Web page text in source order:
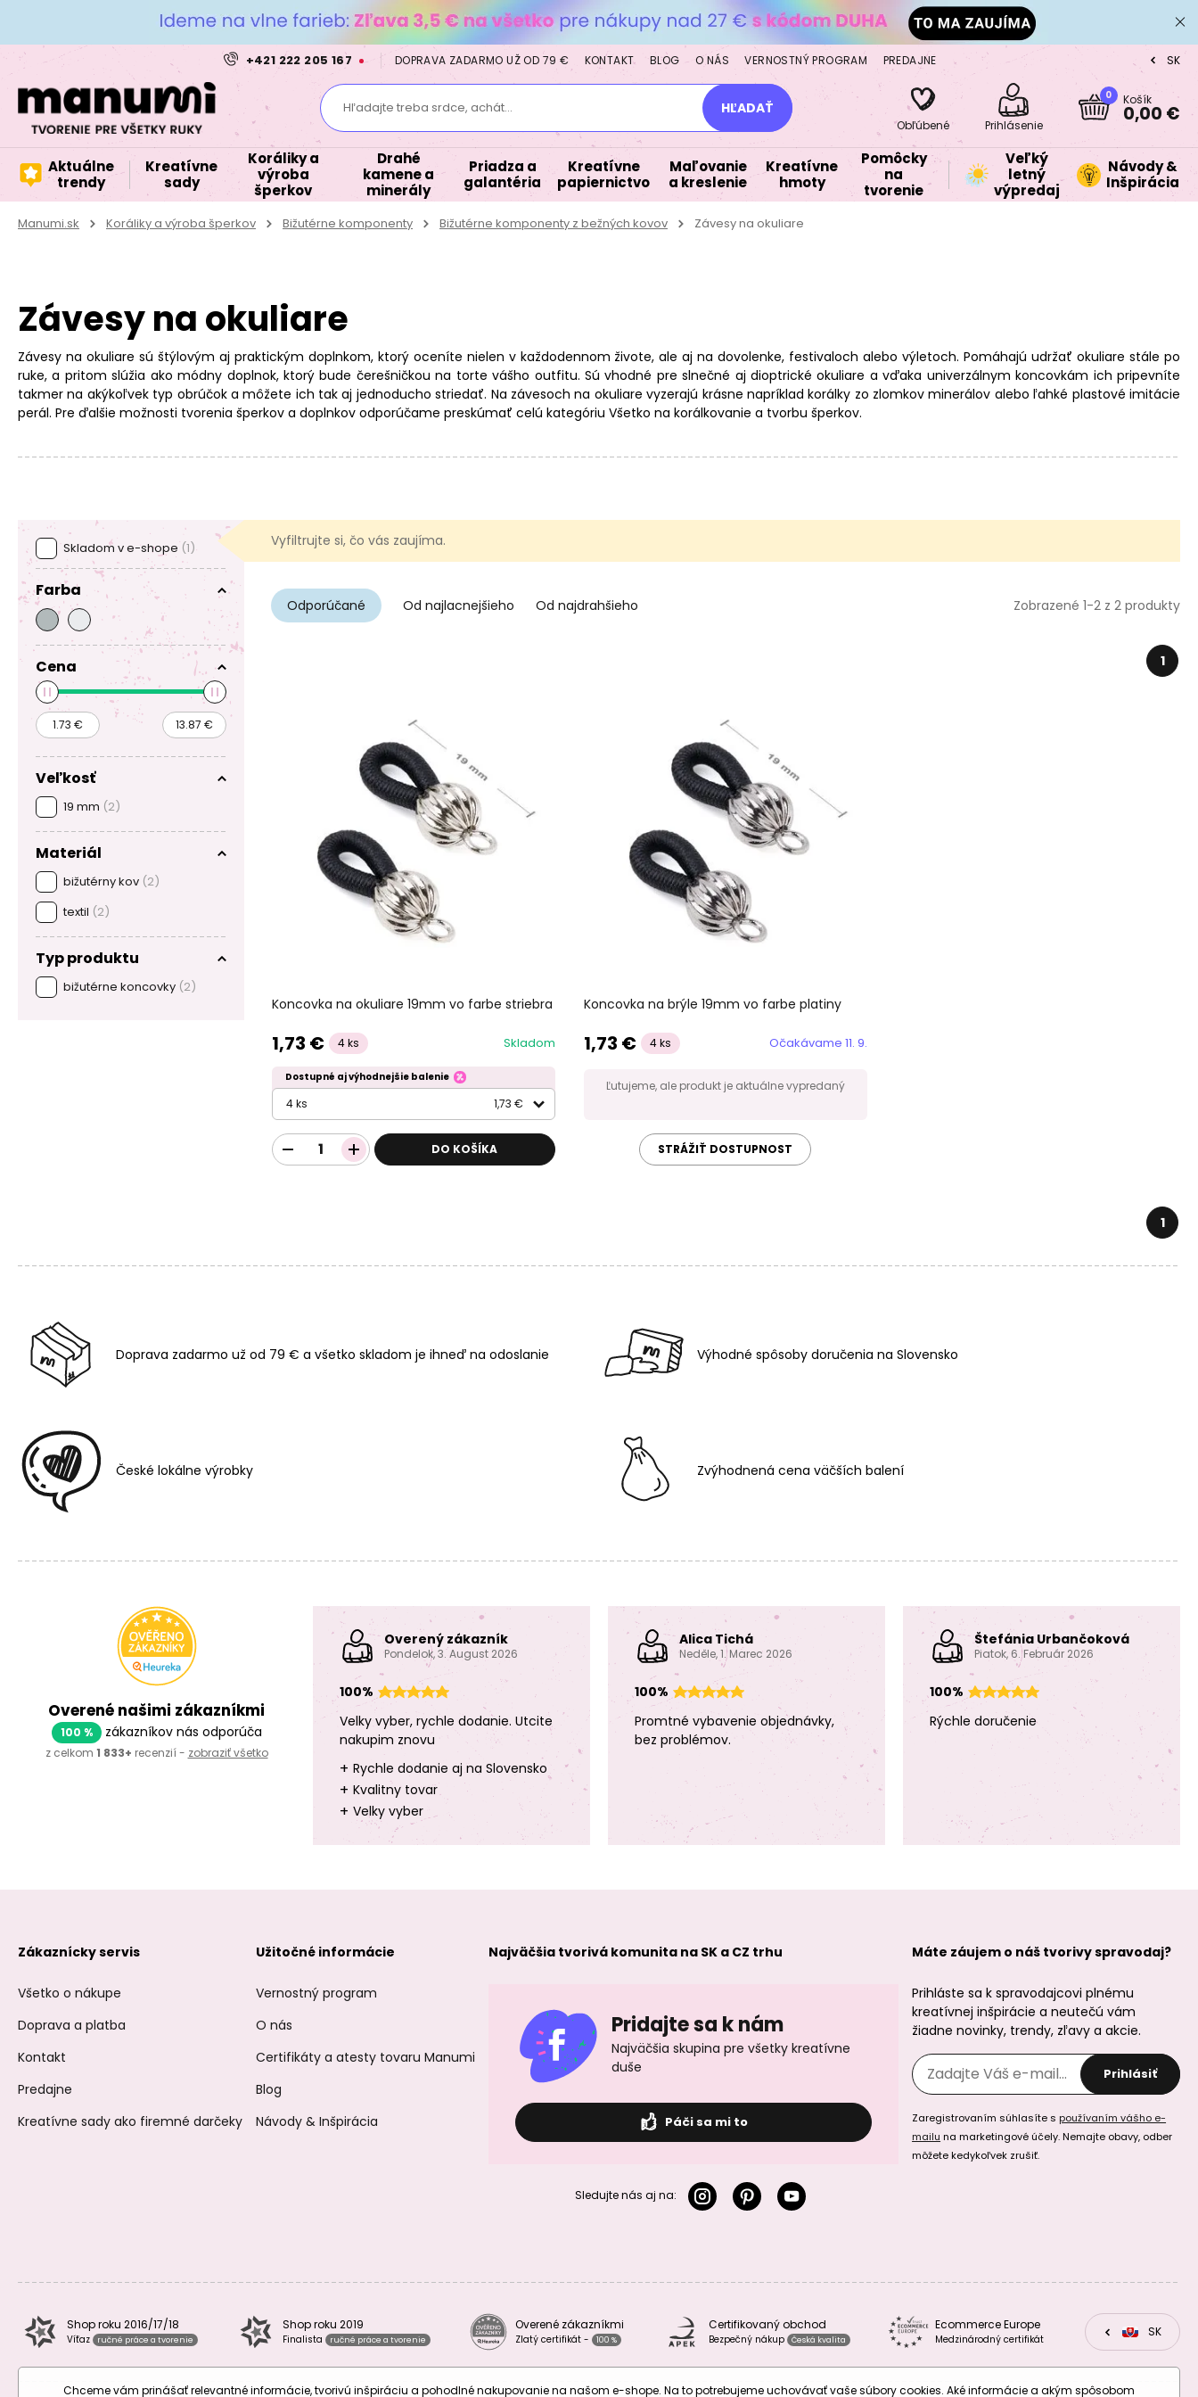
+421 222 205 167 DOPRAVA ZADARMO UŽ OD 79 € KONTAKT BLOG O NÁS VERNOSTNÝ PROGRAM PREDAJNE CZ
SK
Hľadajte treba srdce, achát... HĽADAŤ
Obľúbené Prihlásenie
0 Košík
0,00 €
Aktuálne
trendy
Kreatívne
sady
Koráliky a
výroba
šperkov
Drahé
kamene a
minerály
Priadza a
galantéria
Kreatívne
papiernictvo
Maľovanie
a kreslenie
Kreatívne
hmoty
Pomôcky
na
tvorenie
Veľký
letný
výpredaj
Návody &
Inšpirácia
Manumi.sk Koráliky a výroba šperkov Bižutérne komponenty Bižutérne komponenty z bežných kovov Závesy na okuliare
Závesy na okuliare
Závesy na okuliare sú štýlovým aj praktickým doplnkom, ktorý oceníte nielen v každodennom živote, ale aj na dovolenke, festivaloch alebo výletoch. Pomáhajú udržať okuliare stále po
ruke, a pritom slúžia ako módny doplnok, ktorý bude čerešničkou na torte vášho outfitu. Sú vhodné pre slnečné aj dioptrické okuliare a vďaka univerzálnym koncovkám ich pripevníte
takmer na akýkoľvek typ obrúčok a môžete ich tak aj jednoducho striedať. Na závesoch na okuliare vyzerajú krásne napríklad korálky zo zlomkov minerálov alebo ľahké plastové imitácie
perál. Pre ďalšie možnosti tvorenia šperkov a doplnkov odporúčame preskúmať celú kategóriu Všetko na korálkovanie a tvorbu šperkov.
Skladom v e-shope (1)
Farba
Cena
Veľkosť
19 mm (2)
Materiál
bižutérny kov (2)
textil (2)
Typ produktu
bižutérne koncovky (2)
Vyfiltrujte si, čo vás zaujíma.
Odporúčané Od najlacnejšieho Od najdrahšieho Zobrazené 1-2 z 2 produkty
1
Koncovka na okuliare 19mm vo farbe striebra
1,73 € 4 ks Skladom
Dostupné aj výhodnejšie balenie
4 ks 1,73 €
DO KOŠÍKA
Koncovka na brýle 19mm vo farbe platiny
1,73 € 4 ks Očakávame 11. 9.
Ľutujeme, ale produkt je aktuálne vypredaný
STRÁŽIŤ DOSTUPNOST
1
Doprava zadarmo už od 79 € a všetko skladom je ihneď na odoslanie Výhodné spôsoby doručenia na Slovensko
České lokálne výrobky Zvýhodnená cena väčších balení
Overené našimi zákazníkmi
100 % zákazníkov nás odporúča
z celkom 1 833+ recenzií - zobraziť všetko
Overený zákazník
Pondelok, 3. August 2026
100%
Velky vyber, rychle dodanie. Utcite
nakupim znovu
+ Rychle dodanie aj na Slovensko
+ Kvalitny tovar
+ Velky vyber
Alica Tichá
Neděle, 1. Marec 2026
100%
Promtné vybavenie objednávky,
bez problémov.
Štefánia Urbančoková
Piatok, 6. Február 2026
100%
Rýchle doručenie
Zákaznícky servis
Všetko o nákupe
Doprava a platba
Kontakt
Predajne
Kreatívne sady ako firemné darčeky
Užitočné informácie
Vernostný program
O nás
Certifikáty a atesty tovaru Manumi
Blog
Návody & Inšpirácia
Najväčšia tvorivá komunita na SK a CZ trhu
Pridajte sa k nám
Najväčšia skupina pre všetky kreatívne
duše
Páči sa mi to
Sledujte nás aj na:
Máte záujem o náš tvorivy spravodaj?
Prihláste sa k spravodajcovi plnému
kreatívnej inšpirácie a neutečú vám
žiadne novinky, trendy, zľavy a akcie.
Prihlásiť
Zaregistrovaním súhlasíte s používaním vášho e-
mailu na marketingové účely. Nemajte obavy, odber
môžete kedykoľvek zrušiť.
Shop roku 2016/17/18
Víťaz ručné práce a tvorenie
Shop roku 2019
Finalista ručné práce a tvorenie
Overené zákazníkmi
Zlatý certifikát - 100 %
Certifikovaný obchod
Bezpečný nákup Česká kvalita
Ecommerce Europe
Medzinárodný certifikát CZSK
Chceme vám prinášať relevantné informácie, tvorivú inšpiráciu a pohodlné nakupovanie na našom e-shope. Na to potrebujeme uchovávať vaše súbory cookies. Aké informácie a akým spôsobom